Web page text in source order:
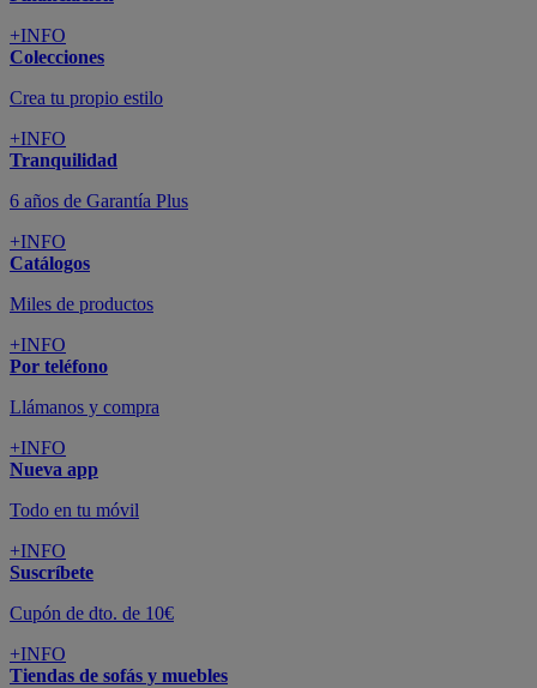
+INFO
Colecciones
Crea tu propio estilo
+INFO
Tranquilidad
6 años de Garantía Plus
+INFO
Catálogos
Miles de productos
+INFO
Por teléfono
Llámanos y compra
+INFO
Nueva app
Todo en tu móvil
+INFO
Suscríbete
Cupón de dto. de 10€
+INFO
Tiendas de sofás y muebles